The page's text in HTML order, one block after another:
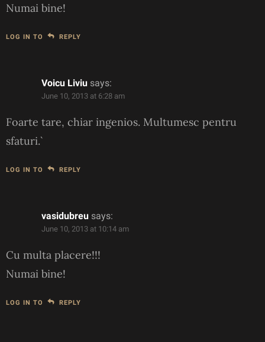
Numai bine!
LOG IN TO REPLY
Voicu Liviu says:
June 10, 2013 at 6:28 am
Foarte tare, chiar ingenios. Multumesc pentru
sfaturi.`
LOG IN TO REPLY
vasidubreu says:
June 10, 2013 at 10:14 am
Cu multa placere!!!
Numai bine!
LOG IN TO REPLY